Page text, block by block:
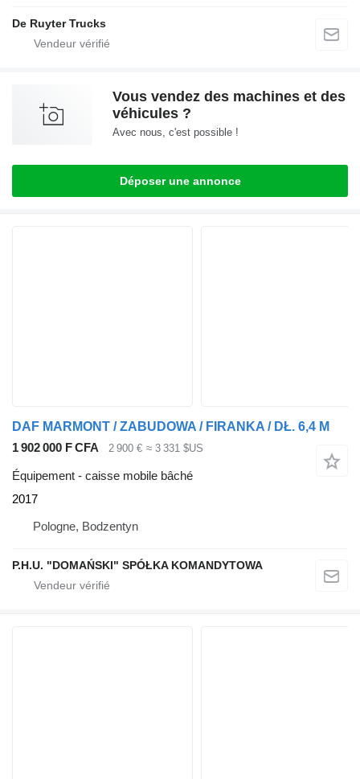
De Ruyter Trucks
Vous vendez des machines et des
véhicules ?
Avec nous, c'est possible !
Déposer une annonce
DAF MARMONT / ZABUDOWA / FIRANKA / DŁ. 6,4 M
1 902 000 F CFA
2 900 € ≈ 3 331 $US
Équipement - caisse mobile bâché
2017
Pologne, Bodzentyn
P.H.U. "DOMAŃSKI" SPÓŁKA KOMANDYTOWA